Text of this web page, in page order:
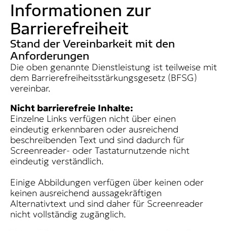
Informationen zur
Barrierefreiheit
Stand der Vereinbarkeit mit den
Anforderungen
Die oben genannte Dienstleistung ist teilweise mit
dem Barrierefreiheitsstärkungsgesetz (BFSG)
vereinbar.
Nicht barrierefreie Inhalte:
Einzelne Links verfügen nicht über einen
eindeutig erkennbaren oder ausreichend
beschreibenden Text und sind dadurch für
Screenreader- oder Tastaturnutzende nicht
eindeutig verständlich.
Einige Abbildungen verfügen über keinen oder
keinen ausreichend aussagekräftigen
Alternativtext und sind daher für Screenreader
nicht vollständig zugänglich.